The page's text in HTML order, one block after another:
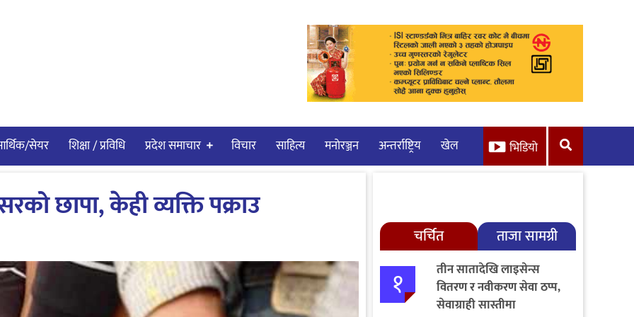
सेयर शिक्षा / प्रविधि प्रदेश समाचार विचार साहित्य मनाेरञ्जन अन्तर्राष्ट्रिय खेल भिडियो
छापा, केही व्यक्ति पक्राउ
चर्चित ताजा सामग्री
१
तीन सातादेखि लाइसेन्स
वितरण र नवीकरण सेवा ठप्प,
सेवाग्राही सास्तीमा